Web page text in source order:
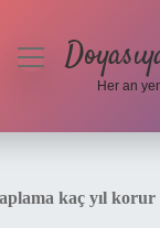
menüyü
Her an
kaç yıl korur